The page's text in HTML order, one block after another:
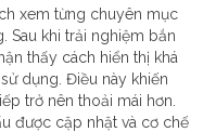
xem từng chuyên mục
khi trải nghiệm bắn
thấy cách hiển thị khá
dụng. Điều này khiến
trở nên thoải mái hơn.
được cập nhật và cơ chế